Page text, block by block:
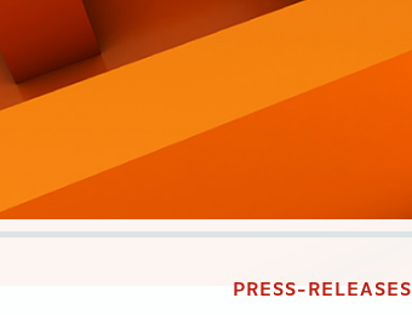
PRESS-RELEASES